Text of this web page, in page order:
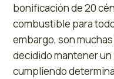
bonificación de 20
combustible para
embargo, son
decidido mantener
cumpliendo